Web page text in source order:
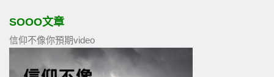
SOOO文章
信仰不像你預期video